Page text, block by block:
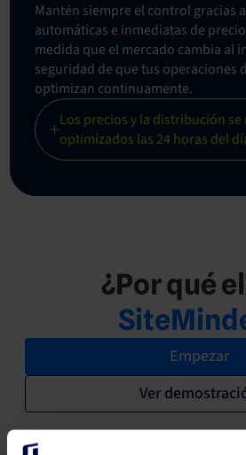
Mantén siempre el control gracias
automáticas e inmediatas de
medida que el mercado cambia al
seguridad de que tus operaciones
optimizan continuamente.
Los precios y la distribución
optimizados las 24 horas del
¿Por qué
Empezar
Ver